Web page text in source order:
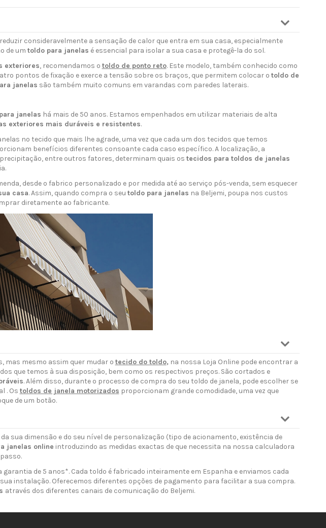
consideravelmente a sensação de calor que entra em sua casa, especialmente
de um toldo para janelas é essencial para isolar a sua casa e protegê-la do sol.
exteriores, recomendamos o toldo de ponto reto. Este modelo, também conhecido como
pontos de fixação e exerce a tensão sobre os braços, que permitem colocar o toldo de
janelas são também muito comuns em varandas com paredes laterais.
janelas há mais de 50 anos. Estamos empenhados em utilizar materiais de alta
exteriores mais duráveis e resistentes.
no tecido que mais lhe agrade, uma vez que cada um dos tecidos que temos
benefícios diferentes consoante cada caso específico. A localização, a
entre outros fatores, determinam quais os tecidos para toldos de janelas
desde o fabrico personalizado e por medida até ao serviço pós-venda, sem esquecer
casa. Assim, quando compra o seu toldo para janelas na Beljemi, poupa nos custos
diretamente ao fabricante.
mas mesmo assim quer mudar o tecido do toldo, na nossa Loja Online pode encontrar a
que temos à sua disposição, bem como os respectivos preços. São cortados e
. Além disso, durante o processo de compra do seu toldo de janela, pode escolher se
. Os toldos de janela motorizados proporcionam grande comodidade, uma vez que
de um botão.
sua dimensão e do seu nível de personalização (tipo de acionamento, existência de
janelas online introduzindo as medidas exactas de que necessita na nossa calculadora
garantia de 5 anos*. Cada toldo é fabricado inteiramente em Espanha e enviamos cada
instalação. Oferecemos diferentes opções de pagamento para facilitar a sua compra.
através dos diferentes canais de comunicação do Beljemi.